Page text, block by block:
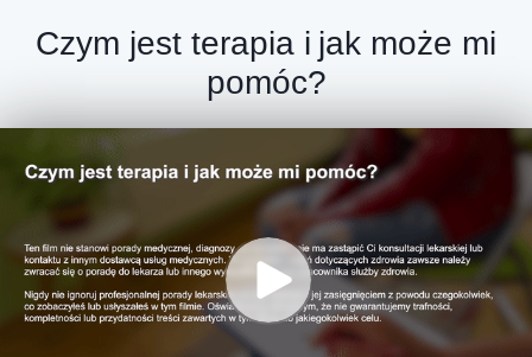
Czym jest terapia i jak może mi
pomóc?